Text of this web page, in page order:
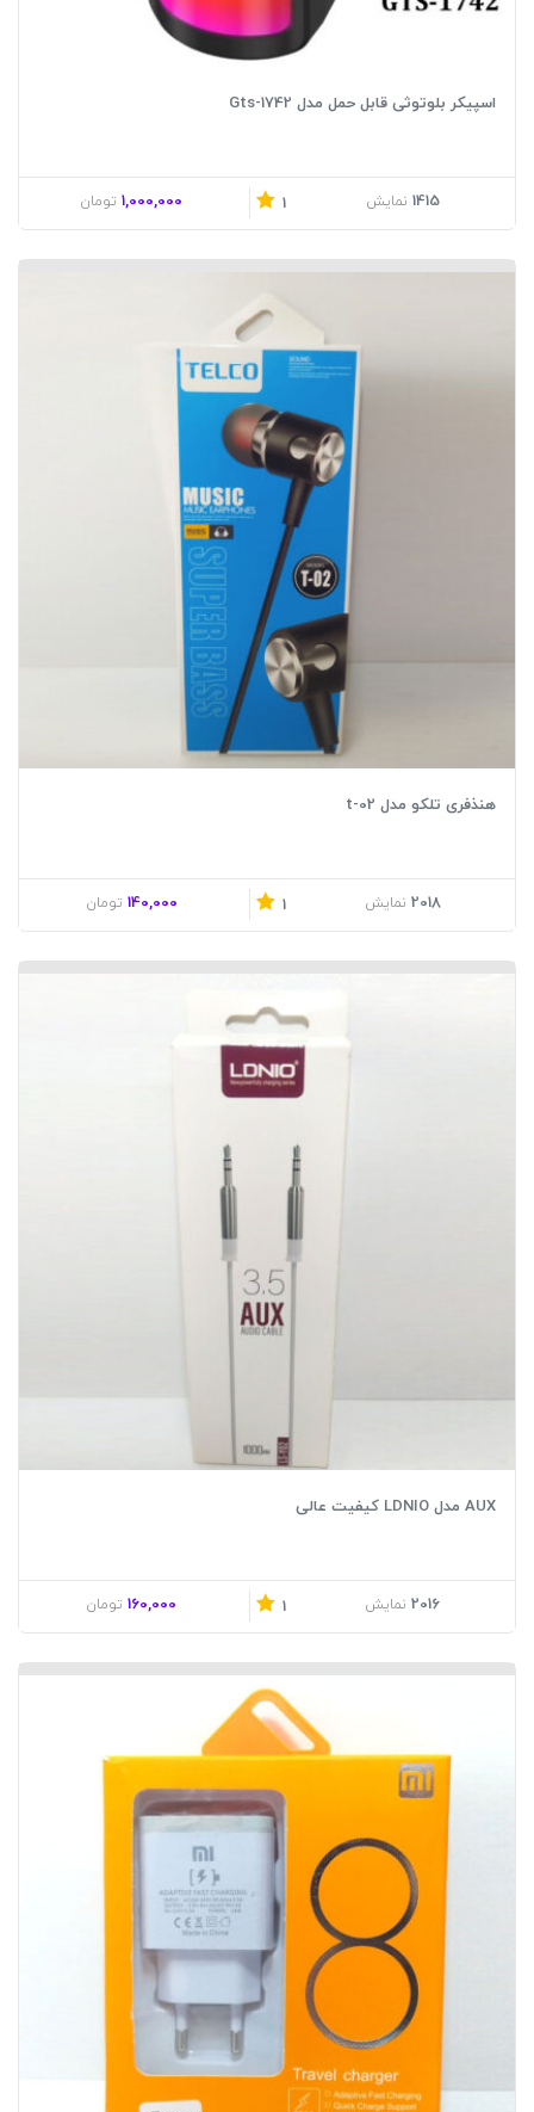
اسپیکر بلوتوثی قابل حمل مدل Gts-1742
1415 نمایش 1
1,000,000 تومان
هنذفری تلکو مدل t-02
2018 نمایش 1
140,000 تومان
AUX مدل LDNIO کیفیت عالی
2016 نمایش 1
160,000 تومان